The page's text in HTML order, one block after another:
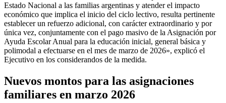
Estado Nacional a las familias argentinas y atender el impacto
económico que implica el inicio del ciclo lectivo, resulta pertinente
establecer un refuerzo adicional, con carácter extraordinario y por
única vez, conjuntamente con el pago masivo de la Asignación por
Ayuda Escolar Anual para la educación inicial, general básica y
polimodal a efectuarse en el mes de marzo de 2026», explicó el
Ejecutivo en los considerandos de la medida.
Nuevos montos para las asignaciones
familiares en marzo 2026